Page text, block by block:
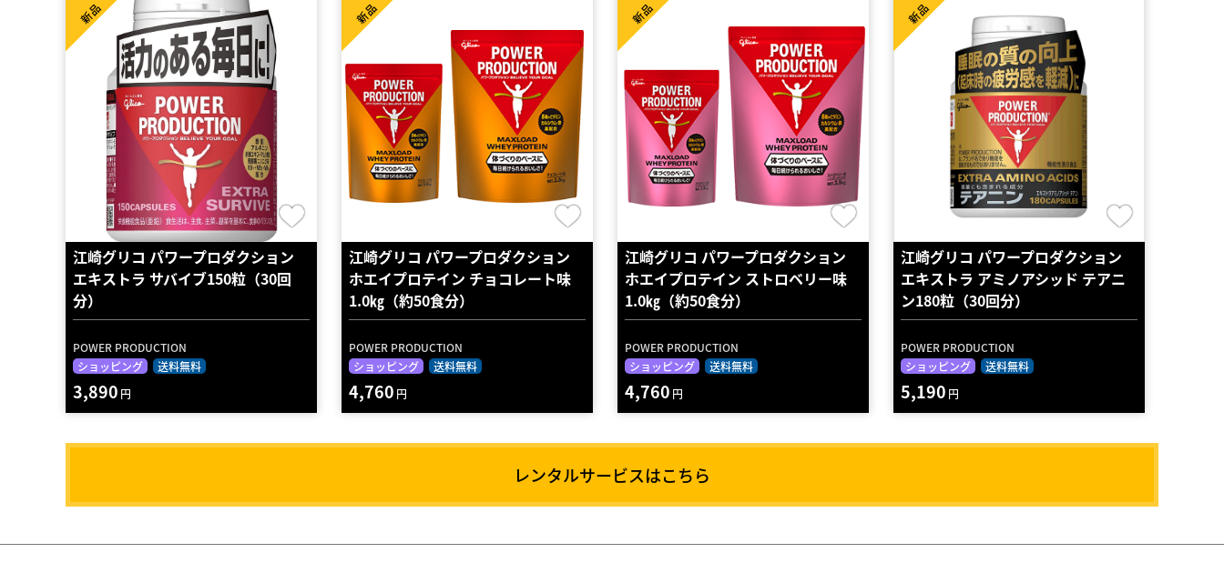
江崎グリコ パワープロダクション
エキストラ サバイブ150粒（30回
分）
POWER PRODUCTION
ショッピング
送料無料
新品
3,890 円
江崎グリコ パワープロダクション
ホエイプロテイン チョコレート味
1.0㎏（約50食分）
POWER PRODUCTION
ショッピング
送料無料
新品
4,760 円
江崎グリコ パワープロダクション
ホエイプロテイン ストロベリー味
1.0㎏（約50食分）
POWER PRODUCTION
ショッピング
送料無料
新品
4,760 円
江崎グリコ パワープロダクション
エキストラ アミノアシッド テアニ
ン180粒（30回分）
POWER PRODUCTION
ショッピング
送料無料
新品
5,190 円
レンタルサービスはこちら